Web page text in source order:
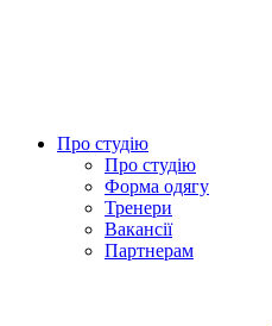
Про студію
Про студію
Форма одягу
Тренери
Вакансії
Партнерам